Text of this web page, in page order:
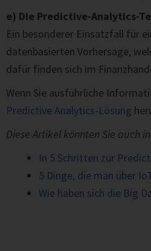
e) Die Predictive-Analytics-
Ein besonderer Einsatzfall für
datenbasierten Vorhersage,
dafür finden sich im
Wenn Sie ausführliche
Predictive Analytics-Lösung
Diese Artikel könnten Sie auch
In 5 Schritten zur
5 Dinge, die man über
Wie haben sich die Big